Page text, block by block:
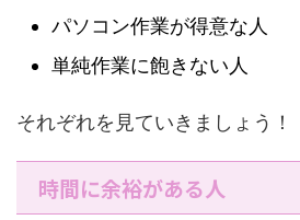
パソコン作業が得意な人
単純作業に飽きない人
それぞれを見ていきましょう！
時間に余裕がある人